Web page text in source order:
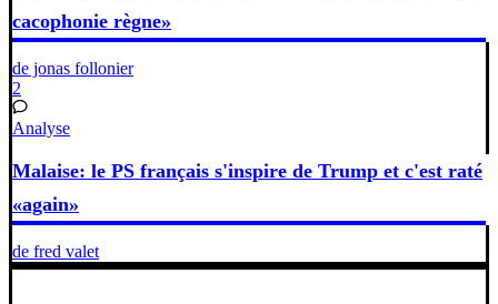
cacophonie règne»
de jonas follonier
2
Analyse
Malaise: le PS français s'inspire de Trump et c'est raté
«again»
de fred valet